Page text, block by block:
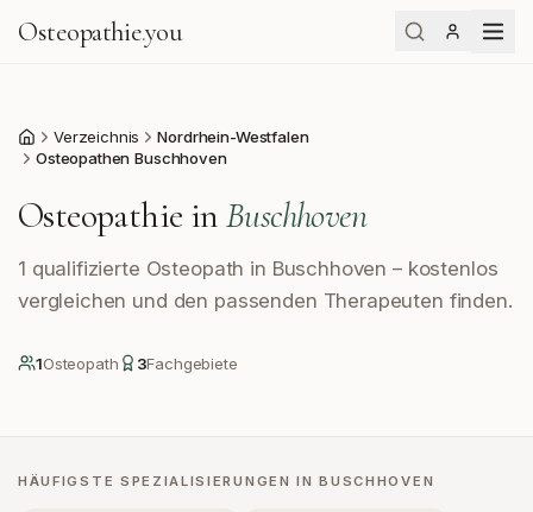
Osteopathie.you
Start Verzeichnis
Nordrhein-Westfalen
Osteopathen Buschhoven
Osteopathie inBuschhoven
1 qualifizierte Osteopath in Buschhoven – kostenlos
vergleichen und den passenden Therapeuten finden.
1Osteopath 3Fachgebiete
HÄUFIGSTE SPEZIALISIERUNGEN INBUSCHHOVEN